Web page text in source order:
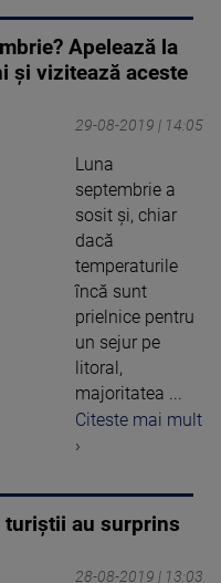
Apelează la
și vizitează aceste
29-08-2019 | 14:05
Luna
septembrie a
sosit și, chiar
dacă
temperaturile
încă sunt
prielnice pentru
un sejur pe
litoral,
majoritatea ...
Citeste mai mult
›
turiștii au surprins
28-08-2019 | 13:03